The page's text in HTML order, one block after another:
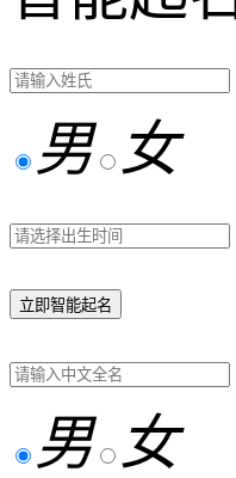
男 女
立即智能起名
男 女